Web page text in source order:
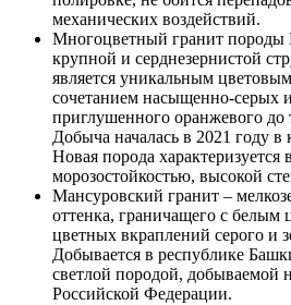
механических воздействий.
Многоцветный гранит породы
крупной и серднезернистой
является уникальным
сочетанием насыщенно-серых
приглушенного оранжевого до
Добыча началась в 2021 году в
Новая порода характеризуется
морозостойкостью, высокой
Мансуровский гранит –
оттенка, граничащего с белым
цветных вкраплений серого и
Добывается в республике
светлой породой, добываемой
Российской Федерации.